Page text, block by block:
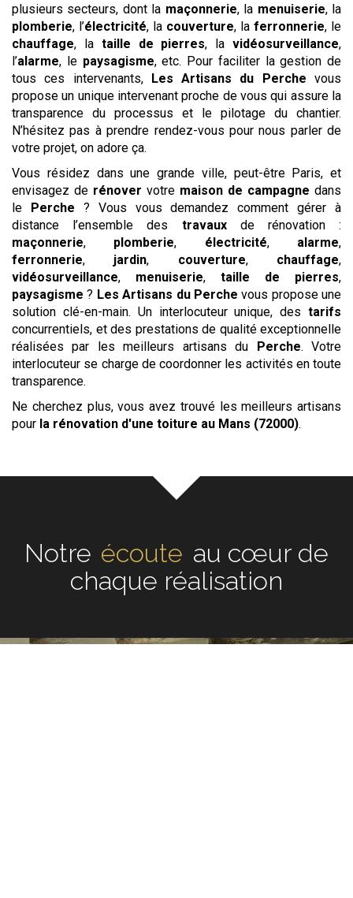
plusieurs secteurs, dont la maçonnerie, la menuiserie, la
plomberie, l’électricité, la couverture, la ferronnerie, le
chauffage, la taille de pierres, lavidéosurveillance,
l’alarme, le paysagisme, etc. Pour faciliter la gestion de
tous ces intervenants, Les Artisans du Perche vous
propose un unique intervenant proche de vous qui assure la
transparence du processus et le pilotage du chantier.
N’hésitez pas à prendre rendez-vous pour nous parler de
votre projet, on adore ça.
Vous résidez dans une grande ville, peut-être Paris, et
envisagez de rénover votre maison de campagne dans
le Perche ? Vous vous demandez comment gérer à
distance l’ensemble des travauxde rénovation :
maçonnerie, plomberie, électricité, alarme,
ferronnerie, jardin, couverture, chauffage,
vidéosurveillance, menuiserie, taille de pierres,
paysagisme ? Les Artisans du Perche vous propose une
solution clé-en-main. Un interlocuteur unique, des tarifs
concurrentiels, et des prestations de qualité exceptionnelle
réalisées par les meilleurs artisans du Perche. Votre
interlocuteur se charge de coordonner les activités en toute
transparence.
Ne cherchez plus, vous avez trouvé les meilleurs artisans
pour la rénovation d'une toiture au Mans (72000).
Notre écoute au cœur de
chaque réalisation